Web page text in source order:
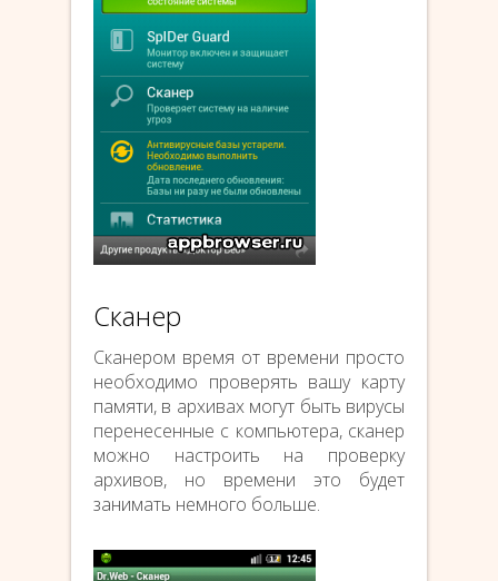
Сканер
Сканером время от времени просто
необходимо проверять вашу карту
памяти, в архивах могут быть вирусы
перенесенные с компьютера, сканер
можно настроить на проверку
архивов, но времени это будет
занимать немного больше.